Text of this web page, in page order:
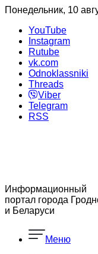
Понедельник, 10
YouTube
Instagram
Rutube
vk.com
Odnoklassniki
Threads
Viber
Telegram
RSS
Информационный
портал города
и Беларуси
Меню